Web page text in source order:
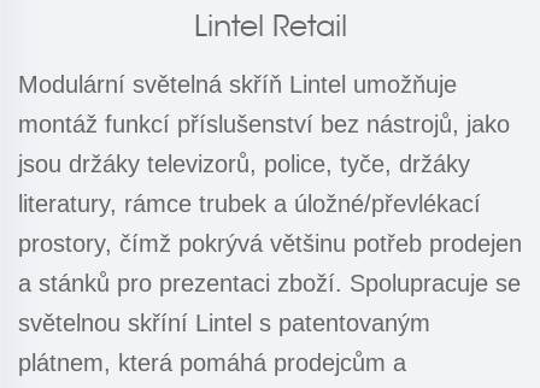
Lintel Retail
Modulární světelná skříň Lintel umožňuje
montáž funkcí příslušenství bez nástrojů, jako
jsou držáky televizorů, police, tyče, držáky
literatury, rámce trubek a úložné/převlékací
prostory, čímž pokrývá většinu potřeb prodejen
a stánků pro prezentaci zboží. Spolupracuje se
světelnou skříní Lintel s patentovaným
plátnem, která pomáhá prodejcům a